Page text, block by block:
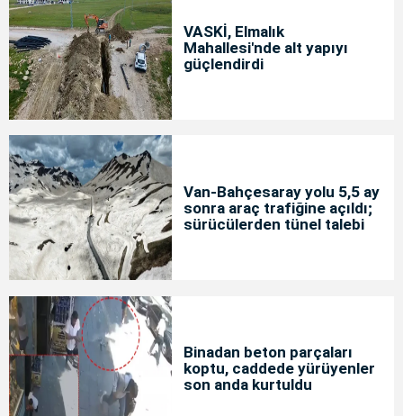
VASKİ, Elmalık
Mahallesi'nde alt yapıyı
güçlendirdi
Van-Bahçesaray yolu 5,5 ay
sonra araç trafiğine açıldı;
sürücülerden tünel talebi
Binadan beton parçaları
koptu, caddede yürüyenler
son anda kurtuldu